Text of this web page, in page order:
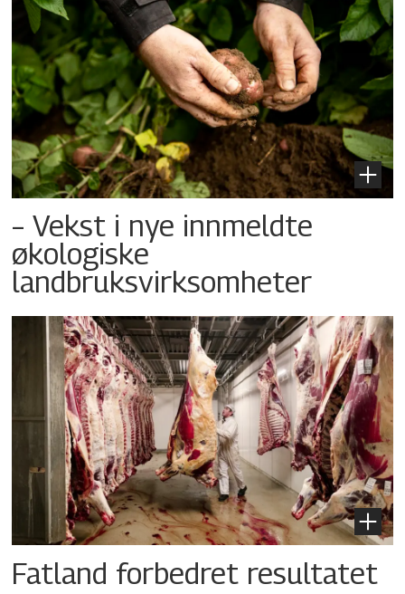
– Vekst i nye innmeldte
økologiske
landbruksvirksomheter
Fatland forbedret resultatet